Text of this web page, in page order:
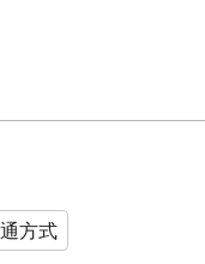
方式